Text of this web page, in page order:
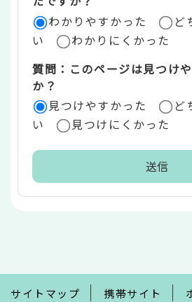
ア
わかりやすかった
ど
い
わかりにくかった
質問：このページは見つけ
か？
見つけやすかった
ど
い
見つけにくかった
で
サイトマップ 携帯サイト